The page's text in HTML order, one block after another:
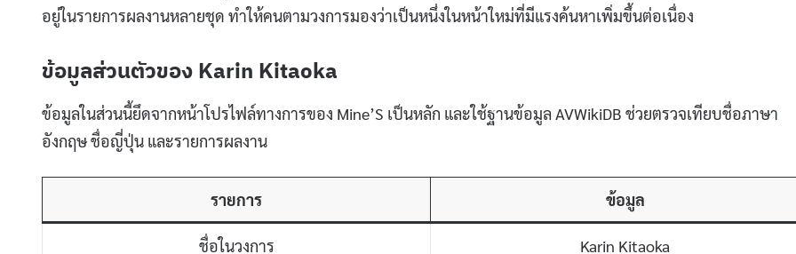
อยู่ในรายการผลงานหลายชุด ทำให้คนตามวงการมองว่าเป็นหนึ่งในหน้าใหม่ที่มีแรงค้นหาเพิ่มขึ้นต่อเนื่อง
ข้อมูลส่วนตัวของ Karin Kitaoka
ข้อมูลในส่วนนี้ยึดจากหน้าโปรไฟล์ทางการของ Mine’S เป็นหลัก และใช้ฐานข้อมูล AVWikiDB ช่วยตรวจเทียบชื่อภาษา
อังกฤษ ชื่อญี่ปุ่น และรายการผลงาน
รายการ ข้อมูล
ชื่อในวงการ Karin Kitaoka